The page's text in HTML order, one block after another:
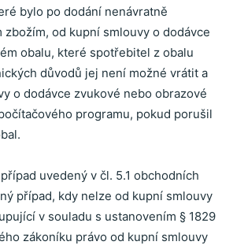
bylo po dodání nenávratně
zbožím, od kupní smlouvy o dodávce
obalu, které spotřebitel z obalu
důvodů jej není možné vrátit a
o dodávce zvukové nebo obrazové
programu, pokud porušil
uvedený v čl. 5.1 obchodních
případ, kdy nelze od kupní smlouvy
v souladu s ustanovením § 1829
zákoníku právo od kupní smlouvy